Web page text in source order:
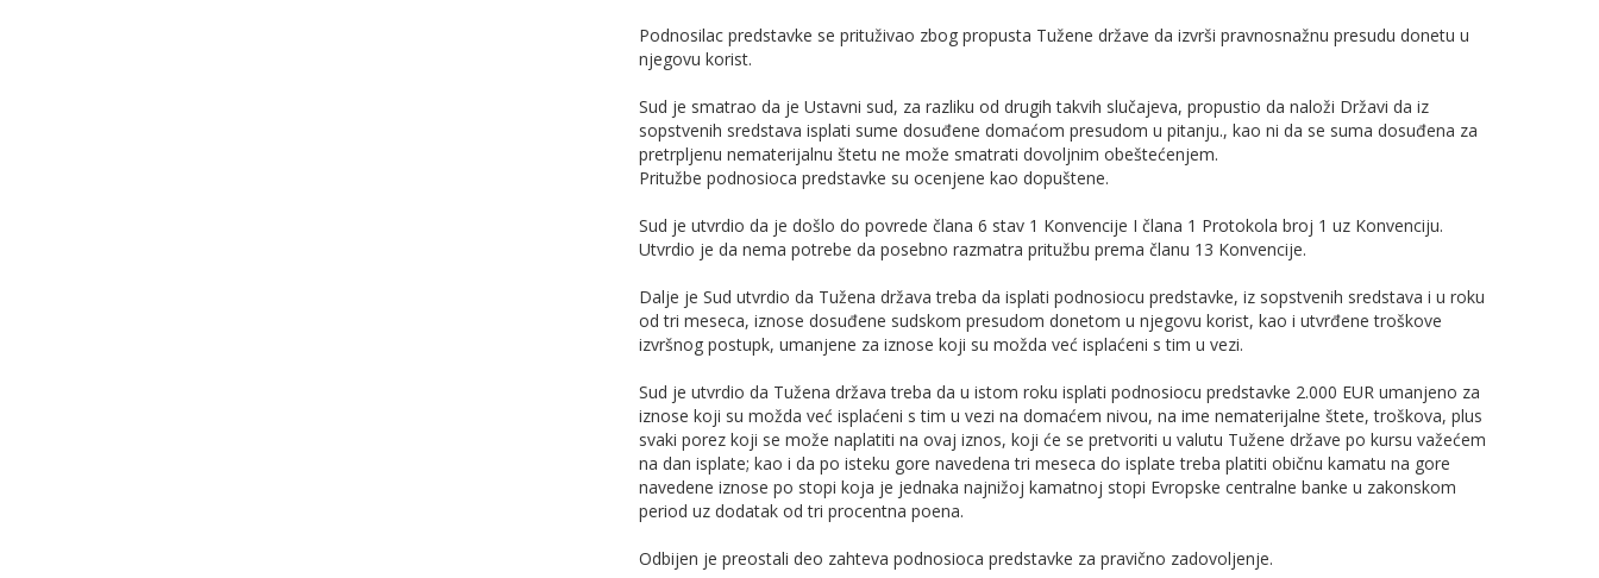
Podnosilac predstavke se prituživao zbog propusta Tužene države da izvrši pravnosnažnu presudu donetu u
njegovu korist.
Sud je smatrao da je Ustavni sud, za razliku od drugih takvih slučajeva, propustio da naloži Državi da iz
sopstvenih sredstava isplati sume dosuđene domaćom presudom u pitanju., kao ni da se suma dosuđena za
pretrpljenu nematerijalnu štetu ne može smatrati dovoljnim obeštećenjem.
Pritužbe podnosioca predstavke su ocenjene kao dopuštene.
Sud je utvrdio da je došlo do povrede člana 6 stav 1 Konvencije I člana 1 Protokola broj 1 uz Konvenciju.
Utvrdio je da nema potrebe da posebno razmatra pritužbu prema članu 13 Konvencije.
Dalje je Sud utvrdio da Tužena država treba da isplati podnosiocu predstavke, iz sopstvenih sredstava i u roku
od tri meseca, iznose dosuđene sudskom presudom donetom u njegovu korist, kao i utvrđene troškove
izvršnog postupk, umanjene za iznose koji su možda već isplaćeni s tim u vezi.
Sud je utvrdio da Tužena država treba da u istom roku isplati podnosiocu predstavke 2.000 EUR umanjeno za
iznose koji su možda već isplaćeni s tim u vezi na domaćem nivou, na ime nematerijalne štete, troškova, plus
svaki porez koji se može naplatiti na ovaj iznos, koji će se pretvoriti u valutu Tužene države po kursu važećem
na dan isplate; kao i da po isteku gore navedena tri meseca do isplate treba platiti običnu kamatu na gore
navedene iznose po stopi koja je jednaka najnižoj kamatnoj stopi Evropske centralne banke u zakonskom
period uz dodatak od tri procentna poena.
Odbijen je preostali deo zahteva podnosioca predstavke za pravično zadovoljenje.